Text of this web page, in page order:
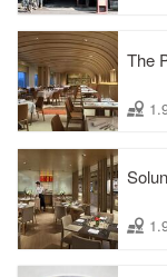
The